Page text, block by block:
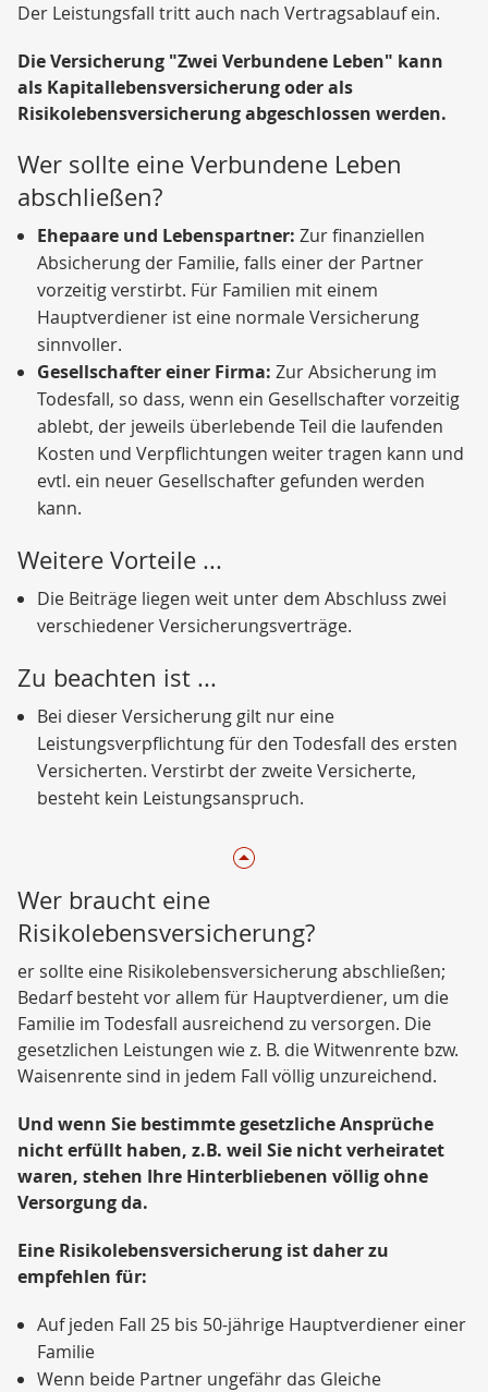
Der Leistungsfall tritt auch nach Vertragsablauf ein.
Die Versicherung "Zwei Verbundene Leben" kann
als Kapitallebensversicherung oder als
Risikolebensversicherung abgeschlossen werden.
Wer sollte eine Verbundene Leben
abschließen?
Ehepaare und Lebenspartner: Zur finanziellen
Absicherung der Familie, falls einer der Partner
vorzeitig verstirbt. Für Familien mit einem
Hauptverdiener ist eine normale Versicherung
sinnvoller.
Gesellschafter einer Firma: Zur Absicherung im
Todesfall, so dass, wenn ein Gesellschafter vorzeitig
ablebt, der jeweils überlebende Teil die laufenden
Kosten und Verpflichtungen weiter tragen kann und
evtl. ein neuer Gesellschafter gefunden werden
kann.
Weitere Vorteile ...
Die Beiträge liegen weit unter dem Abschluss zwei
verschiedener Versicherungsverträge.
Zu beachten ist ...
Bei dieser Versicherung gilt nur eine
Leistungsverpflichtung für den Todesfall des ersten
Versicherten. Verstirbt der zweite Versicherte,
besteht kein Leistungsanspruch.
Wer braucht eine
Risikolebensversicherung?
er sollte eine Risikolebensversicherung abschließen;
Bedarf besteht vor allem für Hauptverdiener, um die
Familie im Todesfall ausreichend zu versorgen. Die
gesetzlichen Leistungen wie z. B. die Witwenrente bzw.
Waisenrente sind in jedem Fall völlig unzureichend.
Und wenn Sie bestimmte gesetzliche Ansprüche
nicht erfüllt haben, z.B. weil Sie nicht verheiratet
waren, stehen Ihre Hinterbliebenen völlig ohne
Versorgung da.
Eine Risikolebensversicherung ist daher zu
empfehlen für:
Auf jeden Fall 25 bis 50-jährige Hauptverdiener einer
Familie
Wenn beide Partner ungefähr das Gleiche